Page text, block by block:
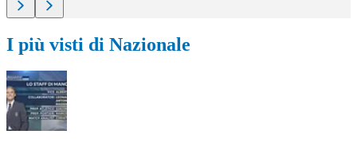
I più visti di Nazionale